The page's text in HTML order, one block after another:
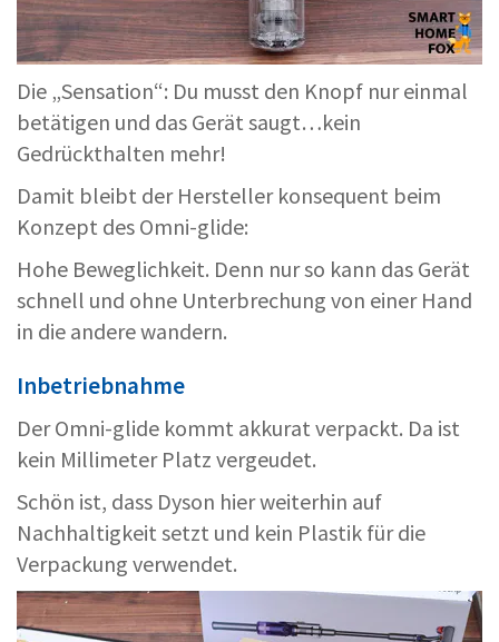
Die „Sensation“: Du musst den Knopf nur einmal
betätigen und das Gerät saugt…kein
Gedrückthalten mehr!
Damit bleibt der Hersteller konsequent beim
Konzept des Omni-glide:
Hohe Beweglichkeit. Denn nur so kann das Gerät
schnell und ohne Unterbrechung von einer Hand
in die andere wandern.
Inbetriebnahme
Der Omni-glide kommt akkurat verpackt. Da ist
kein Millimeter Platz vergeudet.
Schön ist, dass Dyson hier weiterhin auf
Nachhaltigkeit setzt und kein Plastik für die
Verpackung verwendet.